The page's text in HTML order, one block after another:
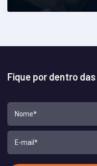
Fique por dentro